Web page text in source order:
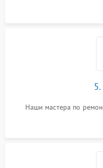
Наши мастера по